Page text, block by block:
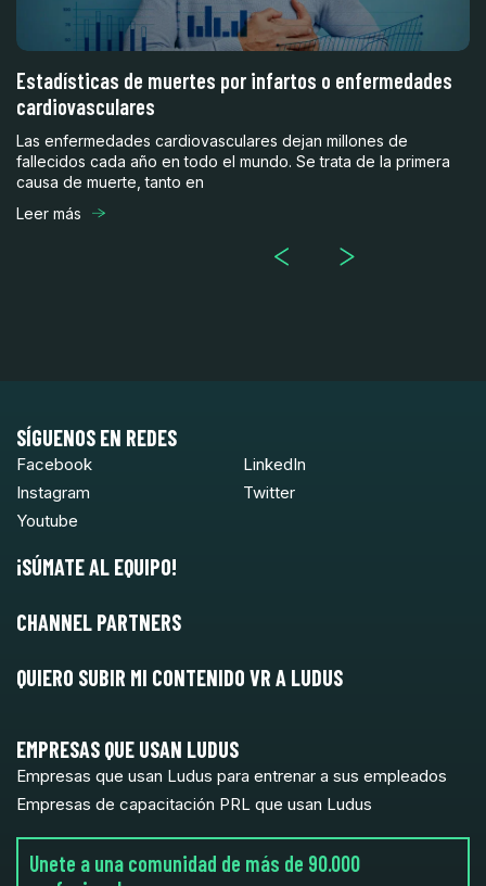
Estadísticas de muertes por infartos o enfermedades
cardiovasculares
Las enfermedades cardiovasculares dejan millones de
fallecidos cada año en todo el mundo. Se trata de la primera
causa de muerte, tanto en
Leer más
SÍGUENOS EN REDES
Facebook
LinkedIn
Instagram
Twitter
Youtube
¡SÚMATE AL EQUIPO!
CHANNEL PARTNERS
QUIERO SUBIR MI CONTENIDO VR A LUDUS
EMPRESAS QUE USAN LUDUS
Empresas que usan Ludus para entrenar a sus empleados
Empresas de capacitación PRL que usan Ludus
Unete a una comunidad de más de 90.000